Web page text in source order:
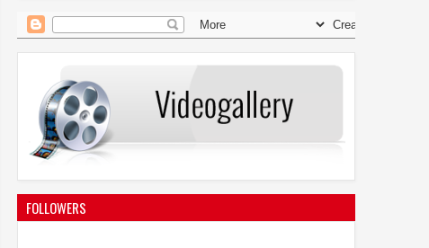
"महिला शक्ति अभियान" का आयोजन
Jul
2026
16
2026
FOLLOWERS